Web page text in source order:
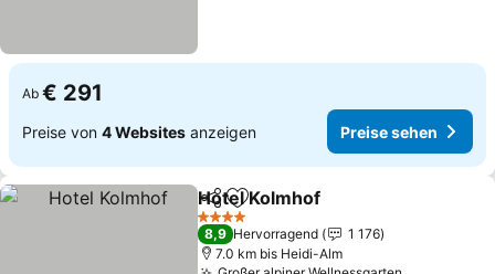
Ab € 291
Preise von 4 Websites anzeigen Preise sehen
TeilenZu Favoriten hinzufügen
Hotel Kolmhof
4 Sterne
8,9 Hervorragend
1 176
7.0 km bis Heidi-Alm